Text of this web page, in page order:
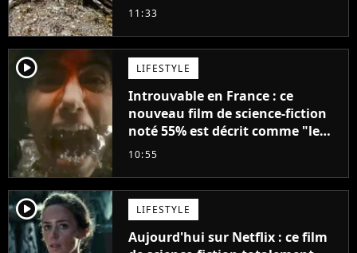
11:33
player2 LIFESTYLE
Introuvable en France : ce
nouveau film de science-fiction
noté 55% est décrit comme "le
plus stupide de l'année"
10:55
player2 LIFESTYLE
Aujourd'hui sur Netflix : ce film